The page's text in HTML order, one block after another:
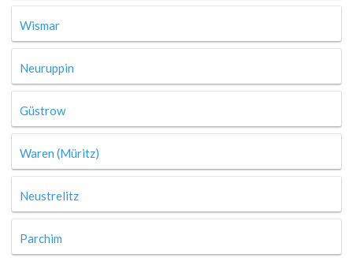
Wismar
Neuruppin
Güstrow
Waren (Müritz)
Neustrelitz
Parchim